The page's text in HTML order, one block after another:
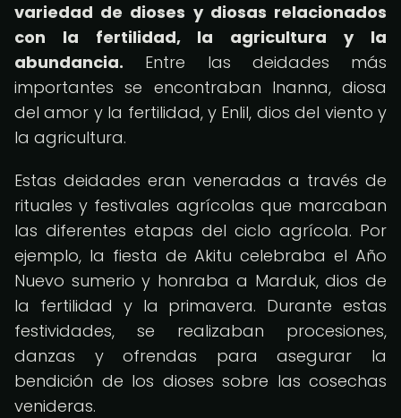
variedad de dioses y diosas relacionados
con la fertilidad, la agricultura y la
abundancia. Entre las deidades más
importantes se encontraban Inanna, diosa
del amor y la fertilidad, y Enlil, dios del viento y
la agricultura.
Estas deidades eran veneradas a través de
rituales y festivales agrícolas que marcaban
las diferentes etapas del ciclo agrícola. Por
ejemplo, la fiesta de Akitu celebraba el Año
Nuevo sumerio y honraba a Marduk, dios de
la fertilidad y la primavera. Durante estas
festividades, se realizaban procesiones,
danzas y ofrendas para asegurar la
bendición de los dioses sobre las cosechas
venideras.